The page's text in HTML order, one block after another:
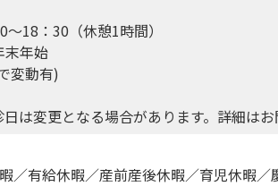
18：30（休憩1時間）
末年始
変動有)
は変更となる場合があります。詳細は
／有給休暇／産前産後休暇／育児休暇／